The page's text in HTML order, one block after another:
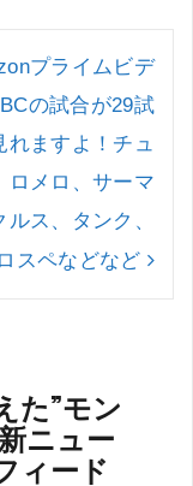
プライムビデ
の試合が29試
れますよ！チュ
ロメロ、サーマ
ルス、タンク、
スペなどなど
た”モン
ニュー
ィード